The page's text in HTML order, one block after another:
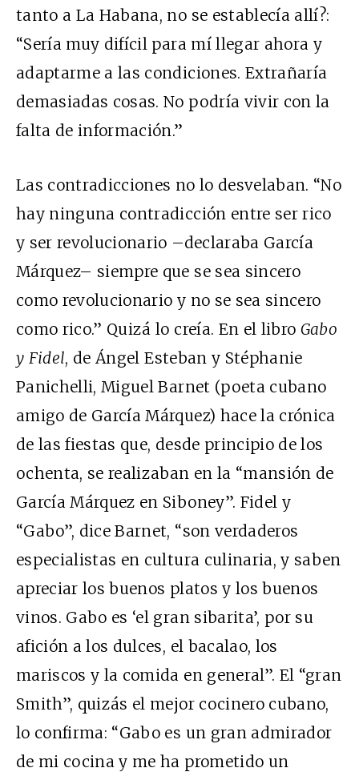
tanto a La Habana, no se establecía allí?:
“Sería muy difícil para mí llegar ahora y
adaptarme a las condiciones. Extrañaría
demasiadas cosas. No podría vivir con la
falta de información.”
Las contradicciones no lo desvelaban. “No
hay ninguna contradicción entre ser rico
y ser revolucionario –declaraba García
Márquez– siempre que se sea sincero
como revolucionario y no se sea sincero
como rico.” Quizá lo creía. En el libro Gabo
y Fidel, de Ángel Esteban y Stéphanie
Panichelli, Miguel Barnet (poeta cubano
amigo de García Márquez) hace la crónica
de las fiestas que, desde principio de los
ochenta, se realizaban en la “mansión de
García Márquez en Siboney”. Fidel y
“Gabo”, dice Barnet, “son verdaderos
especialistas en cultura culinaria, y saben
apreciar los buenos platos y los buenos
vinos. Gabo es ‘el gran sibarita’, por su
afición a los dulces, el bacalao, los
mariscos y la comida en general”. El “gran
Smith”, quizás el mejor cocinero cubano,
lo confirma: “Gabo es un gran admirador
de mi cocina y me ha prometido un